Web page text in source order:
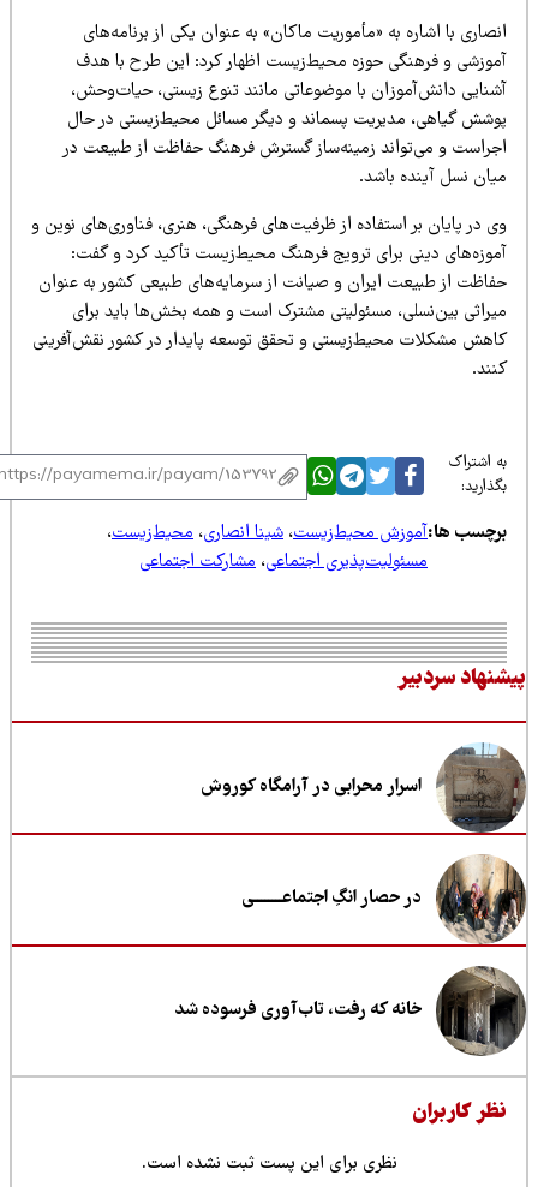
با اشاره به «مأموریت ماکان» به عنوان یکی از برنامه‌های
و فرهنگی حوزه محیط‌زیست اظهار کرد: این طرح با هدف
دانش‌آموزان با موضوعاتی مانند تنوع زیستی، حیات‌وحش،
گیاهی، مدیریت پسماند و دیگر مسائل محیط‌زیستی در حال
و می‌تواند زمینه‌ساز گسترش فرهنگ حفاظت از طبیعت در
نسل آینده باشد.
در پایان بر استفاده از ظرفیت‌های فرهنگی، هنری، فناوری‌های نوین و
دینی برای ترویج فرهنگ محیط‌زیست تأکید کرد و گفت:
از طبیعت ایران و صیانت از سرمایه‌های طبیعی کشور به عنوان
بین‌نسلی، مسئولیتی مشترک است و همه بخش‌ها باید برای
مشکلات محیط‌زیستی و تحقق توسعه پایدار در کشور نقش‌آفرینی
اشتراک
ها:آموزش محیط‌زیست،شینا انصاری،محیط‌زیست،
مسئولیت‌پذیری اجتماعی،مشارکت اجتماعی
سردبیر
اسرار محرابی در آرامگاه کوروش
در حصار انگِ اجتماعــــــــی
خانه که رفت، تاب‌آوری فرسوده شد
کاربران
نظری برای این پست ثبت نشده است.